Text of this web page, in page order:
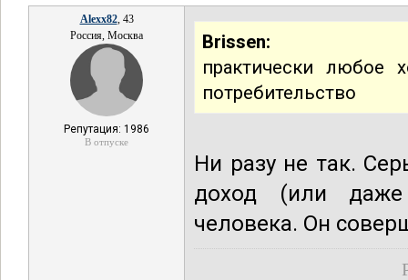
Alexx82, 43
Россия, Москва
Репутация: 1986
В отпуске
Brissen:
практически любое
потребительство
Ни разу не так.
доход (или даже
человека. Он